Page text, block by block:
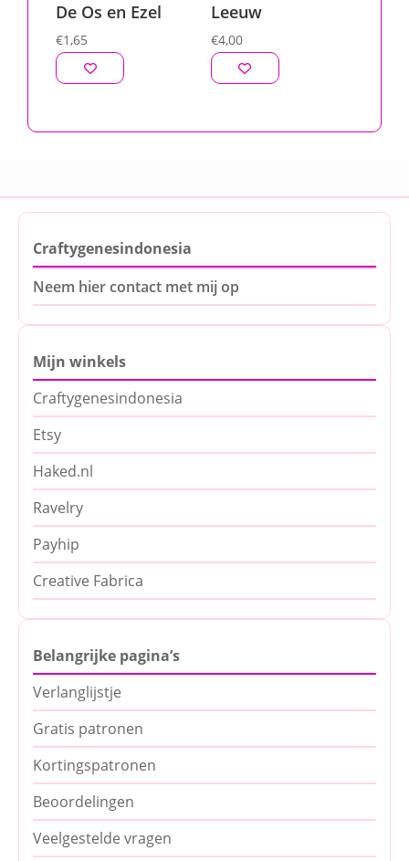
De Os en Ezel
€1,65
Leeuw
€4,00
Craftygenesindonesia
Neem hier contact met mij op
Mijn winkels
Craftygenesindonesia
Etsy
Haked.nl
Ravelry
Payhip
Creative Fabrica
Belangrijke pagina’s
Verlanglijstje
Gratis patronen
Kortingspatronen
Beoordelingen
Veelgestelde vragen